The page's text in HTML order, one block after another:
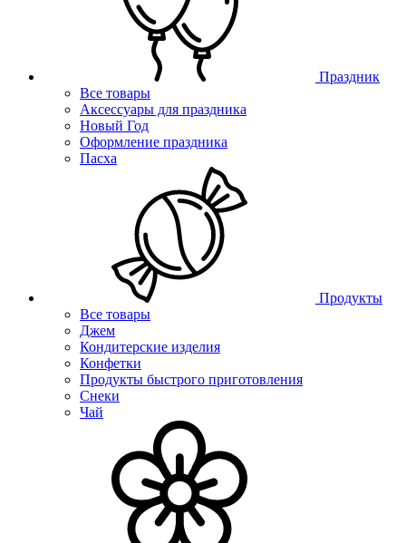
Праздник
Все товары
Аксессуары для праздника
Новый Год
Оформление праздника
Пасха
Продукты
Все товары
Джем
Кондитерские изделия
Конфетки
Продукты быстрого приготовления
Снеки
Чай